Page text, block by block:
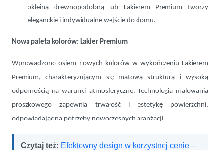
okleiną drewnopodobną lub Lakierem Premium tworzy
eleganckie i indywidualne wejście do domu.
Nowa paleta kolorów: Lakier Premium
Wprowadzono osiem nowych kolorów w wykończeniu Lakierem
Premium, charakteryzującym się matową strukturą i wysoką
odpornością na warunki atmosferyczne. Technologia malowania
proszkowego zapewnia trwałość i estetykę powierzchni,
odpowiadając na potrzeby nowoczesnych aranżacji.
Czytaj też: Efektowny design w korzystnej cenie –